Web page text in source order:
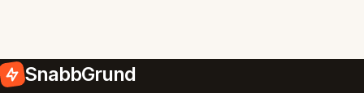
SnabbGrund